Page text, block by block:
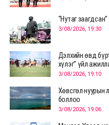
“Нутаг
3/08/2026, 19:30
Дэлхийн өвд
хүлэг” үйл
3/08/2026, 19:10
Хөвсгөл нуурын
боллоо
3/08/2026, 19:06